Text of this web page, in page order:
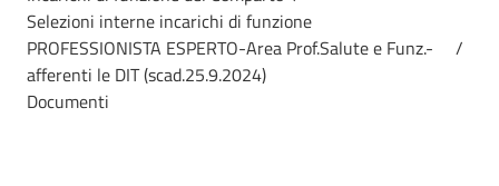
Azienda
Selezioni interne incarichi di funzione
PROFESSIONISTA ESPERTO-Area Prof.Salute e Funz.-
afferenti le DIT (scad.25.9.2024)
/
Documenti